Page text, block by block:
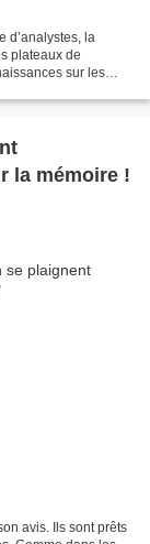
d’analystes, la
plateaux de
sur les
la mémoire !
avis. Ils sont prêts